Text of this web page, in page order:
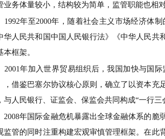
业务体量较小，结构较为简单，监管职能也相对
年至2000年，随着社会主义市场经济体制
华人民共和国中国人民银行法》《中华人民
本框架。
年加入世界贸易组织后，我国加快与国际
，借鉴巴塞尔协议核心原则，确立了以资本充
与人民银行、证监会、保监会共同构成“一行
年国际金融危机暴露出全球金融体系的脆
监管的同时注重构建宏观审慎管理框架。在此